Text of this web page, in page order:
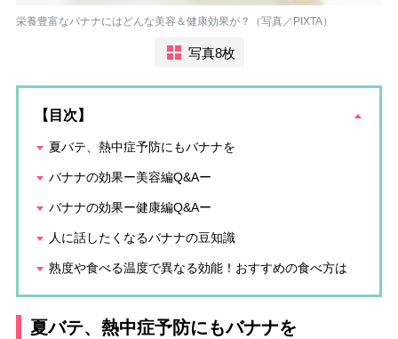
栄養豊富なバナナにはどんな美容＆健康効果が？（写真／PIXTA）
写真8枚
【目次】
夏バテ、熱中症予防にもバナナを
バナナの効果ー美容編Q&Aー
バナナの効果ー健康編Q&Aー
人に話したくなるバナナの豆知識
熟度や食べる温度で異なる効能！おすすめの食べ方は
夏バテ、熱中症予防にもバナナを